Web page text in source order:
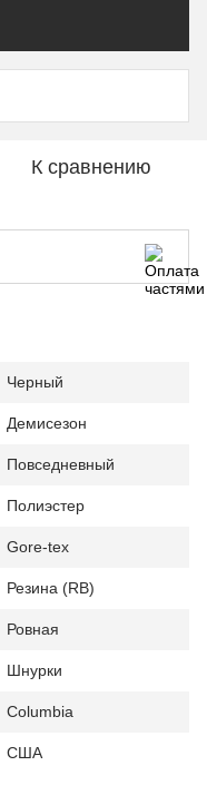
К сравнению
Черный
Демисезон
Повседневный
Полиэстер
Gore-tex
Резина (RB)
Ровная
Шнурки
Columbia
США